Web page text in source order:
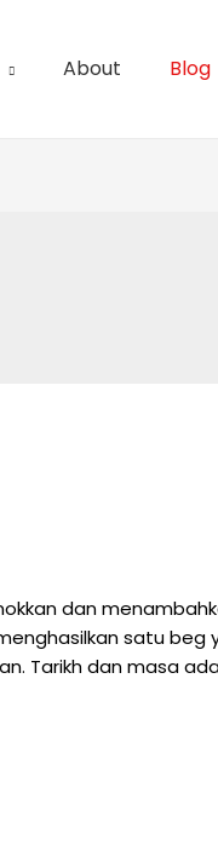
About Blog
dan
satu beg
Tarikh dan masa